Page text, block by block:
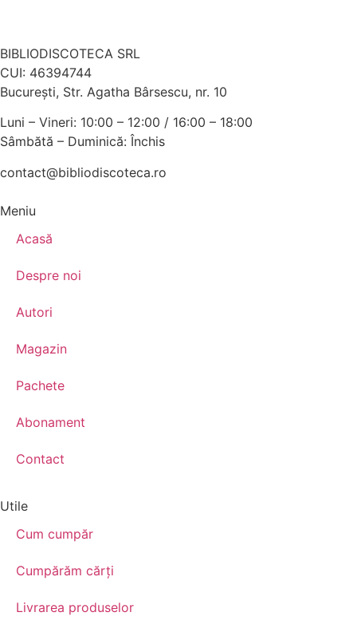
BIBLIODISCOTECA SRL
CUI: 46394744
Bucureşti, Str. Agatha Bârsescu, nr. 10
Luni – Vineri: 10:00 – 12:00 / 16:00 – 18:00
Sâmbătă – Duminică: Închis
contact@bibliodiscoteca.ro
Meniu
Acasă
Despre noi
Autori
Magazin
Pachete
Abonament
Contact
Utile
Cum cumpăr
Cumpărăm cărţi
Livrarea produselor